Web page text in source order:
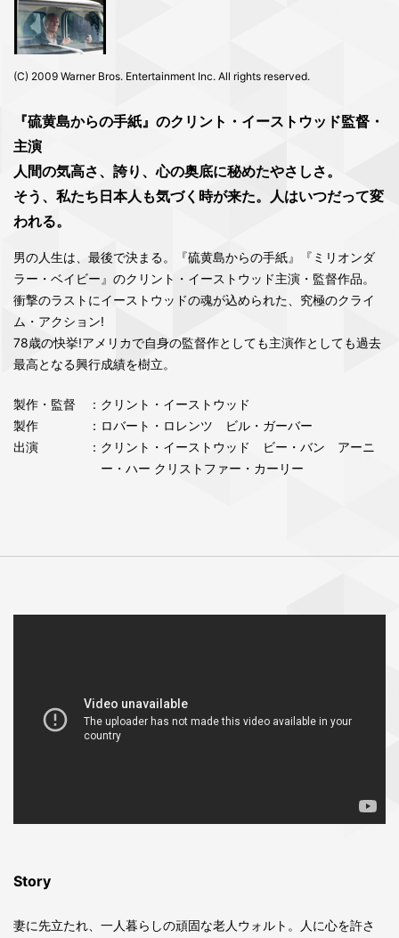
(C) 2009 Warner Bros. Entertainment Inc. All rights reserved.
『硫黄島からの手紙』のクリント・イーストウッド監督・
主演
人間の気高さ、誇り、心の奥底に秘めたやさしさ。
そう、私たち日本人も気づく時が来た。人はいつだって変
われる。
男の人生は、最後で決まる。『硫黄島からの手紙』『ミリオンダ
ラー・ベイビー』のクリント・イーストウッド主演・監督作品。
衝撃のラストにイーストウッドの魂が込められた、究極のクライ
ム・アクション!
78歳の快挙!アメリカで自身の監督作としても主演作としても過去
最高となる興行成績を樹立。
製作・監督
：クリント・イーストウッド
製作
：ロバート・ロレンツ ビル・ガーバー
出演
：クリント・イーストウッド ビー・バン アーニ
ー・ハー クリストファー・カーリー
Story
妻に先立たれ、一人暮らしの頑固な老人ウォルト。人に心を許さ